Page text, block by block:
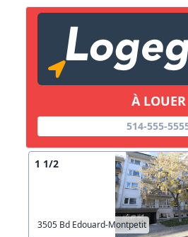
À LOUER
514-555-
1 1/2
3505 Bd Edouard-Montpetit